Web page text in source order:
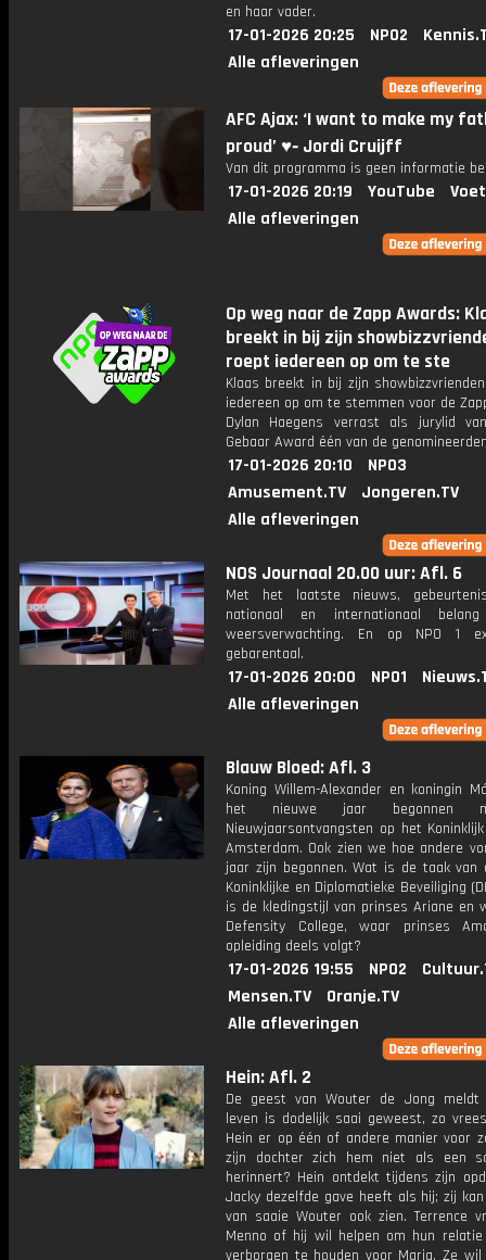
en haar vader.
17-01-2026 20:25 NPO2
Alle afleveringen
AFC Ajax: ‘I want to make my
proud’ ♥️⁃ Jordi Cruijff
Van dit programma is geen informatie
17-01-2026 20:19 YouTube
Alle afleveringen
Op weg naar de Zapp Awards:
breekt in bij zijn
roept iedereen op om te ste
Klaas breekt in bij zijn
iedereen op om te stemmen voor de
Dylan Haegens verrast als jurylid
Gebaar Award één van de
17-01-2026 20:10
NPO3
Amusement.TV
Jongeren.TV
Alle afleveringen
NOS Journaal 20.00 uur: Afl. 6
Met het laatste nieuws,
nationaal en internationaal
weersverwachting. En op NPO 1
gebarentaal.
17-01-2026 20:00 NPO1
Alle afleveringen
Blauw Bloed: Afl. 3
Koning Willem-Alexander en koningin
het nieuwe jaar begonnen
Nieuwjaarsontvangsten op het
Amsterdam. Ook zien we hoe andere
jaar zijn begonnen. Wat is de taak van
Koninklijke en Diplomatieke Beveiliging
is de kledingstijl van prinses Ariane en
Defensity College, waar prinses
opleiding deels volgt?
17-01-2026 19:55 NPO2
Mensen.TV
Oranje.TV
Alle afleveringen
Hein: Afl. 2
De geest van Wouter de Jong meldt
leven is dodelijk saai geweest, zo
Hein er op één of andere manier voor
zijn dochter zich hem niet als een
herinnert? Hein ontdekt tijdens zijn
Jacky dezelfde gave heeft als hij; zij
van saaie Wouter ook zien. Terrence
Menno of hij wil helpen om hun relatie
verborgen te houden voor Maria. Ze